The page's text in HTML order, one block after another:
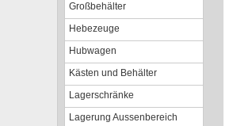
Großbehälter
Hebezeuge
Hubwagen
Kästen und Behälter
Lagerschränke
Lagerung Aussenbereich